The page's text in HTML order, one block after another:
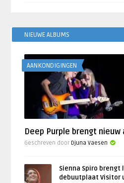
NIEUWE ALBUMS
AANKONDIGINGEN
Deep Purple brengt nieuw
Geschreven door Djuna Vaesen
Sienna Spiro brengt
debuutplaat Visitor